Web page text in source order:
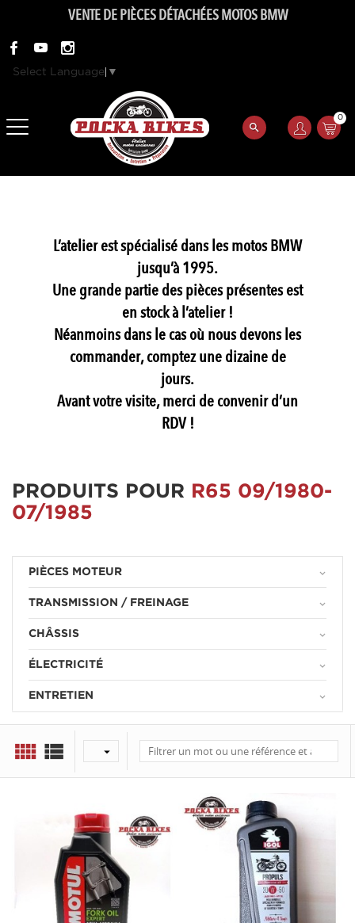
VENTE DE PIÈCES DÉTACHÉES MOTOS BMW
Select Language ▼
0
L’atelier est spécialisé dans les motos BMW
jusqu’à 1995.
Une grande partie des pièces présentes est
en stock à l’atelier !
Néanmoins dans le cas où nous devons les
commander, comptez une dizaine de
jours.
Avant votre visite, merci de convenir d’un
RDV !
PRODUITS POUR
R65 09/1980-
07/1985
PIÈCES MOTEUR keyboard_arrow_down
TRANSMISSION / FREINAGE keyboard_arrow_down
CHÂSSIS keyboard_arrow_down
ÉLECTRICITÉ keyboard_arrow_down
ENTRETIEN keyboard_arrow_down
  